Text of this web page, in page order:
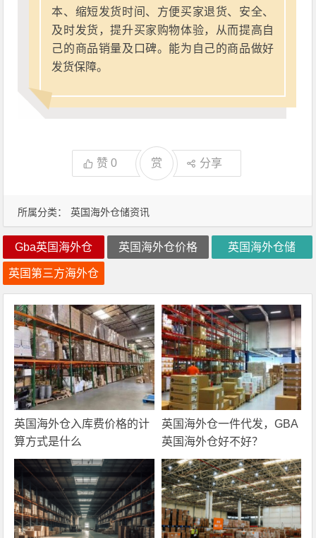
所属分类： 英国海外仓储资讯
本、缩短发货时间、方便买家退货、安全、
及时发货，提升买家购物体验，从而提高自
己的商品销量及口碑。能为自己的商品做好
发货保障。
赞0 赏 分享
Gba英国海外仓 英国海外仓价格 英国海外仓储
英国第三方海外仓
英国海外仓入库费价格的计
算方式是什么
英国海外仓一件代发，GBA
英国海外仓好不好？